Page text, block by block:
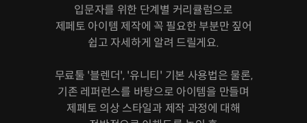
입문자를 위한 단계별 커리큘럼으로
제페토 아이템 제작에 꼭 필요한 부분만 짚어
쉽고 자세하게 알려 드릴게요.
무료툴 '블렌더', '유니티' 기본 사용법은 물론,
기존 레퍼런스를 바탕으로 아이템을 만들며
제페토 의상 스타일과 제작 과정에 대해